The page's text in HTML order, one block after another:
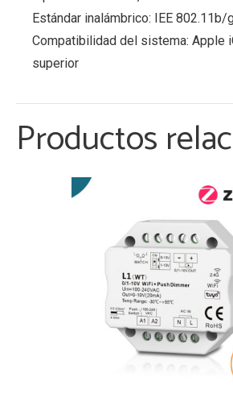
Estándar inalámbrico: IEE 802.11b/
Compatibilidad del sistema: Apple
superior
Productos